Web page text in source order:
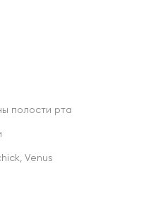
полости рта
Venus